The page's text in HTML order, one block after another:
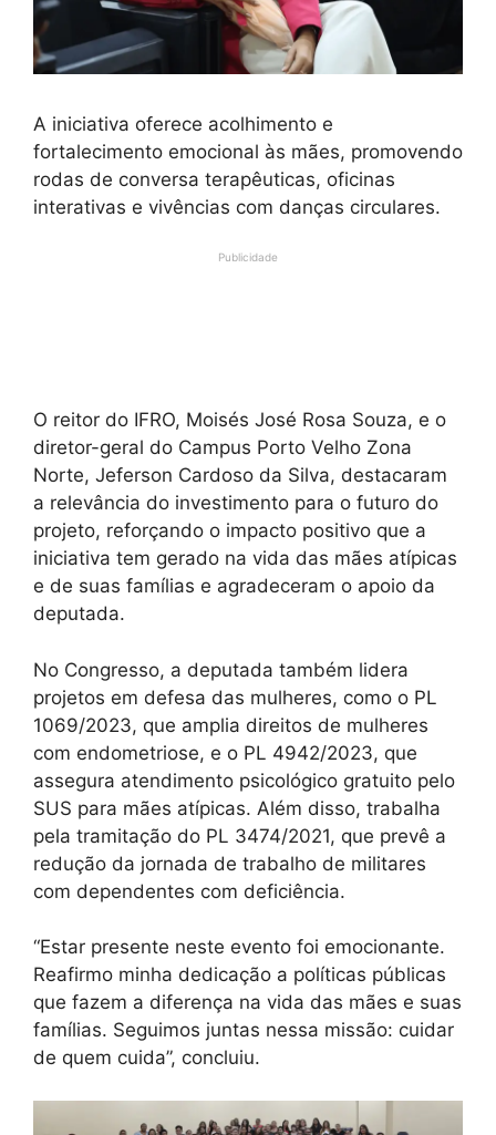
A iniciativa oferece acolhimento e
fortalecimento emocional às mães, promovendo
rodas de conversa terapêuticas, oficinas
interativas e vivências com danças circulares.
Publicidade
O reitor do IFRO, Moisés José Rosa Souza, e o
diretor-geral do Campus Porto Velho Zona
Norte, Jeferson Cardoso da Silva, destacaram
a relevância do investimento para o futuro do
projeto, reforçando o impacto positivo que a
iniciativa tem gerado na vida das mães atípicas
e de suas famílias e agradeceram o apoio da
deputada.
No Congresso, a deputada também lidera
projetos em defesa das mulheres, como o PL
1069/2023, que amplia direitos de mulheres
com endometriose, e o PL 4942/2023, que
assegura atendimento psicológico gratuito pelo
SUS para mães atípicas. Além disso, trabalha
pela tramitação do PL 3474/2021, que prevê a
redução da jornada de trabalho de militares
com dependentes com deficiência.
“Estar presente neste evento foi emocionante.
Reafirmo minha dedicação a políticas públicas
que fazem a diferença na vida das mães e suas
famílias. Seguimos juntas nessa missão: cuidar
de quem cuida”, concluiu.